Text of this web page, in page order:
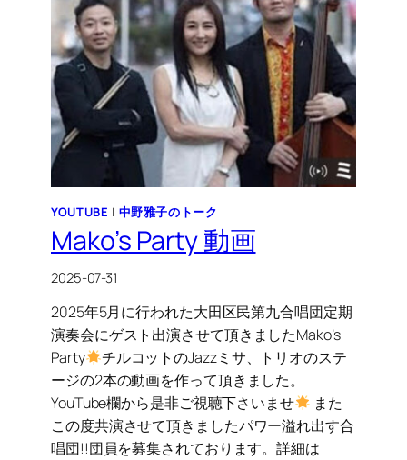
YOUTUBE | 中野雅子のトーク
Mako’s Party 動画
2025-07-31
2025年5月に行われた大田区民第九合唱団定期
演奏会にゲスト出演させて頂きましたMako’s
Party
チルコットのJazzミサ、トリオのステ
ージの2本の動画を作って頂きました。
YouTube欄から是非ご視聴下さいませ
また
この度共演させて頂きましたパワー溢れ出す合
唱団!!団員を募集されております。詳細は